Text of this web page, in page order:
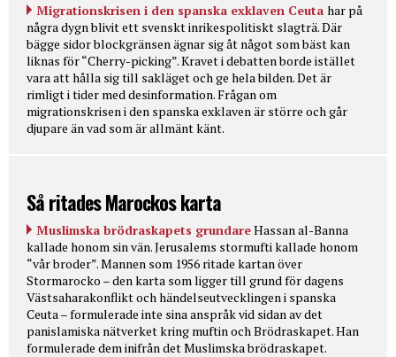
Migrationskrisen i den spanska exklaven Ceuta har på
några dygn blivit ett svenskt inrikespolitiskt slagträ. Där
bägge sidor blockgränsen ägnar sig åt något som bäst kan
liknas för “Cherry-picking”. Kravet i debatten borde istället
vara att hålla sig till sakläget och ge hela bilden. Det är
rimligt i tider med desinformation. Frågan om
migrationskrisen i den spanska exklaven är större och går
djupare än vad som är allmänt känt.
Så ritades Marockos karta
Muslimska brödraskapets grundareHassan al-Banna
kallade honom sin vän. Jerusalems stormufti kallade honom
“vår broder”. Mannen som 1956 ritade kartan över
Stormarocko – den karta som ligger till grund för dagens
Västsaharakonflikt och händelseutvecklingen i spanska
Ceuta – formulerade inte sina anspråk vid sidan av det
panislamiska nätverket kring muftin och Brödraskapet. Han
formulerade dem inifrån det Muslimska brödraskapet.